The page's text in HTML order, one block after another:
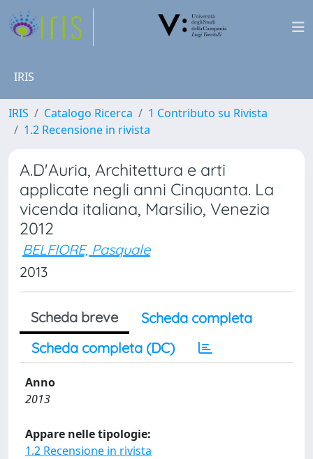
IRIS
IRIS Catalogo Ricerca
1 Contributo su Rivista
1.2 Recensione in rivista
A.D'Auria, Architettura e arti
applicate negli anni Cinquanta. La
vicenda italiana, Marsilio, Venezia
2012
BELFIORE, Pasquale
2013
Scheda breve
Scheda completa
Scheda completa (DC)
Anno
2013
Appare nelle tipologie:
1.2 Recensione in rivista